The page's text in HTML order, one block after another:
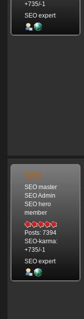
+735/-1
SEO expert
SEO
SEO master
SEO Admin
SEO hero
member
Posts: 7394
SEO-karma:
+735/-1
SEO expert